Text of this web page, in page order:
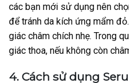
các bạn mới sử dụng nên
để tránh da kích ứng mẩm
giác châm chích nhẹ. Trong
giác thoa, nếu không còn
4. Cách sử dụng